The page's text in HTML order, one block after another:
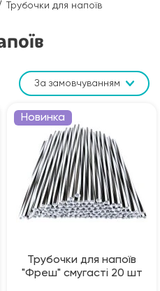
Трубочки для напоїв
За замовчуванням
Новинка
Трубочки для напоїв
"Фреш" смугасті 20 шт